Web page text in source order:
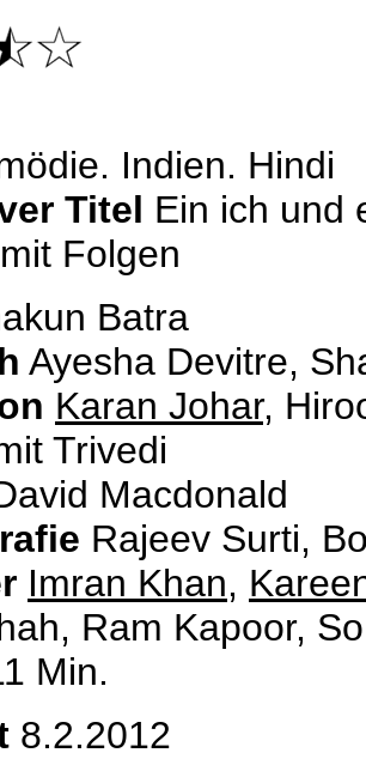
. Indien. Hindi
Titel Ein ich und
Folgen
Batra
Ayesha Devitre,
Karan Johar,
Trivedi
Macdonald
Rajeev Surti,
Imran Khan,
Ram Kapoor,
Min.
8.2.2012